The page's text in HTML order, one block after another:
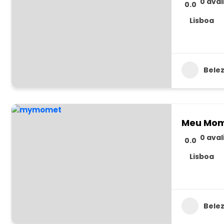
0.0
Lisboa
Meu
0.0 0
Lisboa